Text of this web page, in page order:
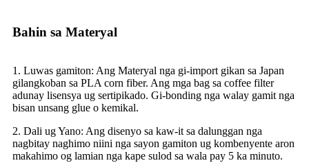
Bahin sa Materyal
1. Luwas gamiton: Ang Materyal nga gi-import gikan sa Japan
gilangkoban sa PLA corn fiber. Ang mga bag sa coffee filter
adunay lisensya ug sertipikado. Gi-bonding nga walay gamit nga
bisan unsang glue o kemikal.
2. Dali ug Yano: Ang disenyo sa kaw-it sa dalunggan nga
nagbitay naghimo niini nga sayon ​​gamiton ug kombenyente aron
makahimo og lamian nga kape sulod sa wala pay 5 ka minuto.